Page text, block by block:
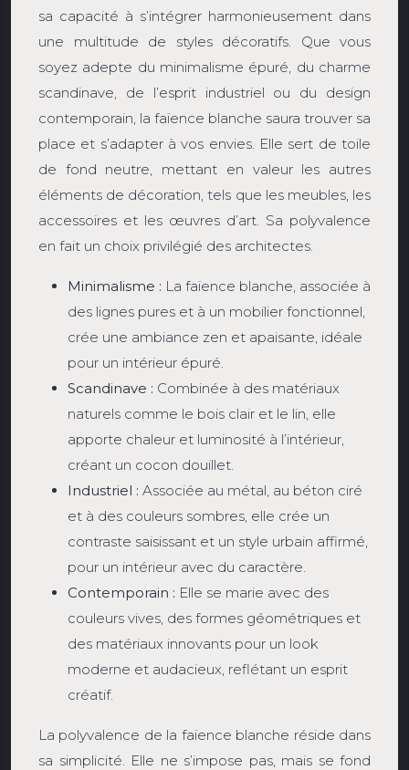
sa capacité à s’intégrer harmonieusement dans
une multitude de styles décoratifs. Que vous
soyez adepte du minimalisme épuré, du charme
scandinave, de l’esprit industriel ou du design
contemporain, la faïence blanche saura trouver sa
place et s’adapter à vos envies. Elle sert de toile
de fond neutre, mettant en valeur les autres
éléments de décoration, tels que les meubles, les
accessoires et les œuvres d’art. Sa polyvalence
en fait un choix privilégié des architectes.
Minimalisme : La faïence blanche, associée à
des lignes pures et à un mobilier fonctionnel,
crée une ambiance zen et apaisante, idéale
pour un intérieur épuré.
Scandinave : Combinée à des matériaux
naturels comme le bois clair et le lin, elle
apporte chaleur et luminosité à l’intérieur,
créant un cocon douillet.
Industriel : Associée au métal, au béton ciré
et à des couleurs sombres, elle crée un
contraste saisissant et un style urbain affirmé,
pour un intérieur avec du caractère.
Contemporain : Elle se marie avec des
couleurs vives, des formes géométriques et
des matériaux innovants pour un look
moderne et audacieux, reflétant un esprit
créatif.
La polyvalence de la faïence blanche réside dans
sa simplicité. Elle ne s’impose pas, mais se fond